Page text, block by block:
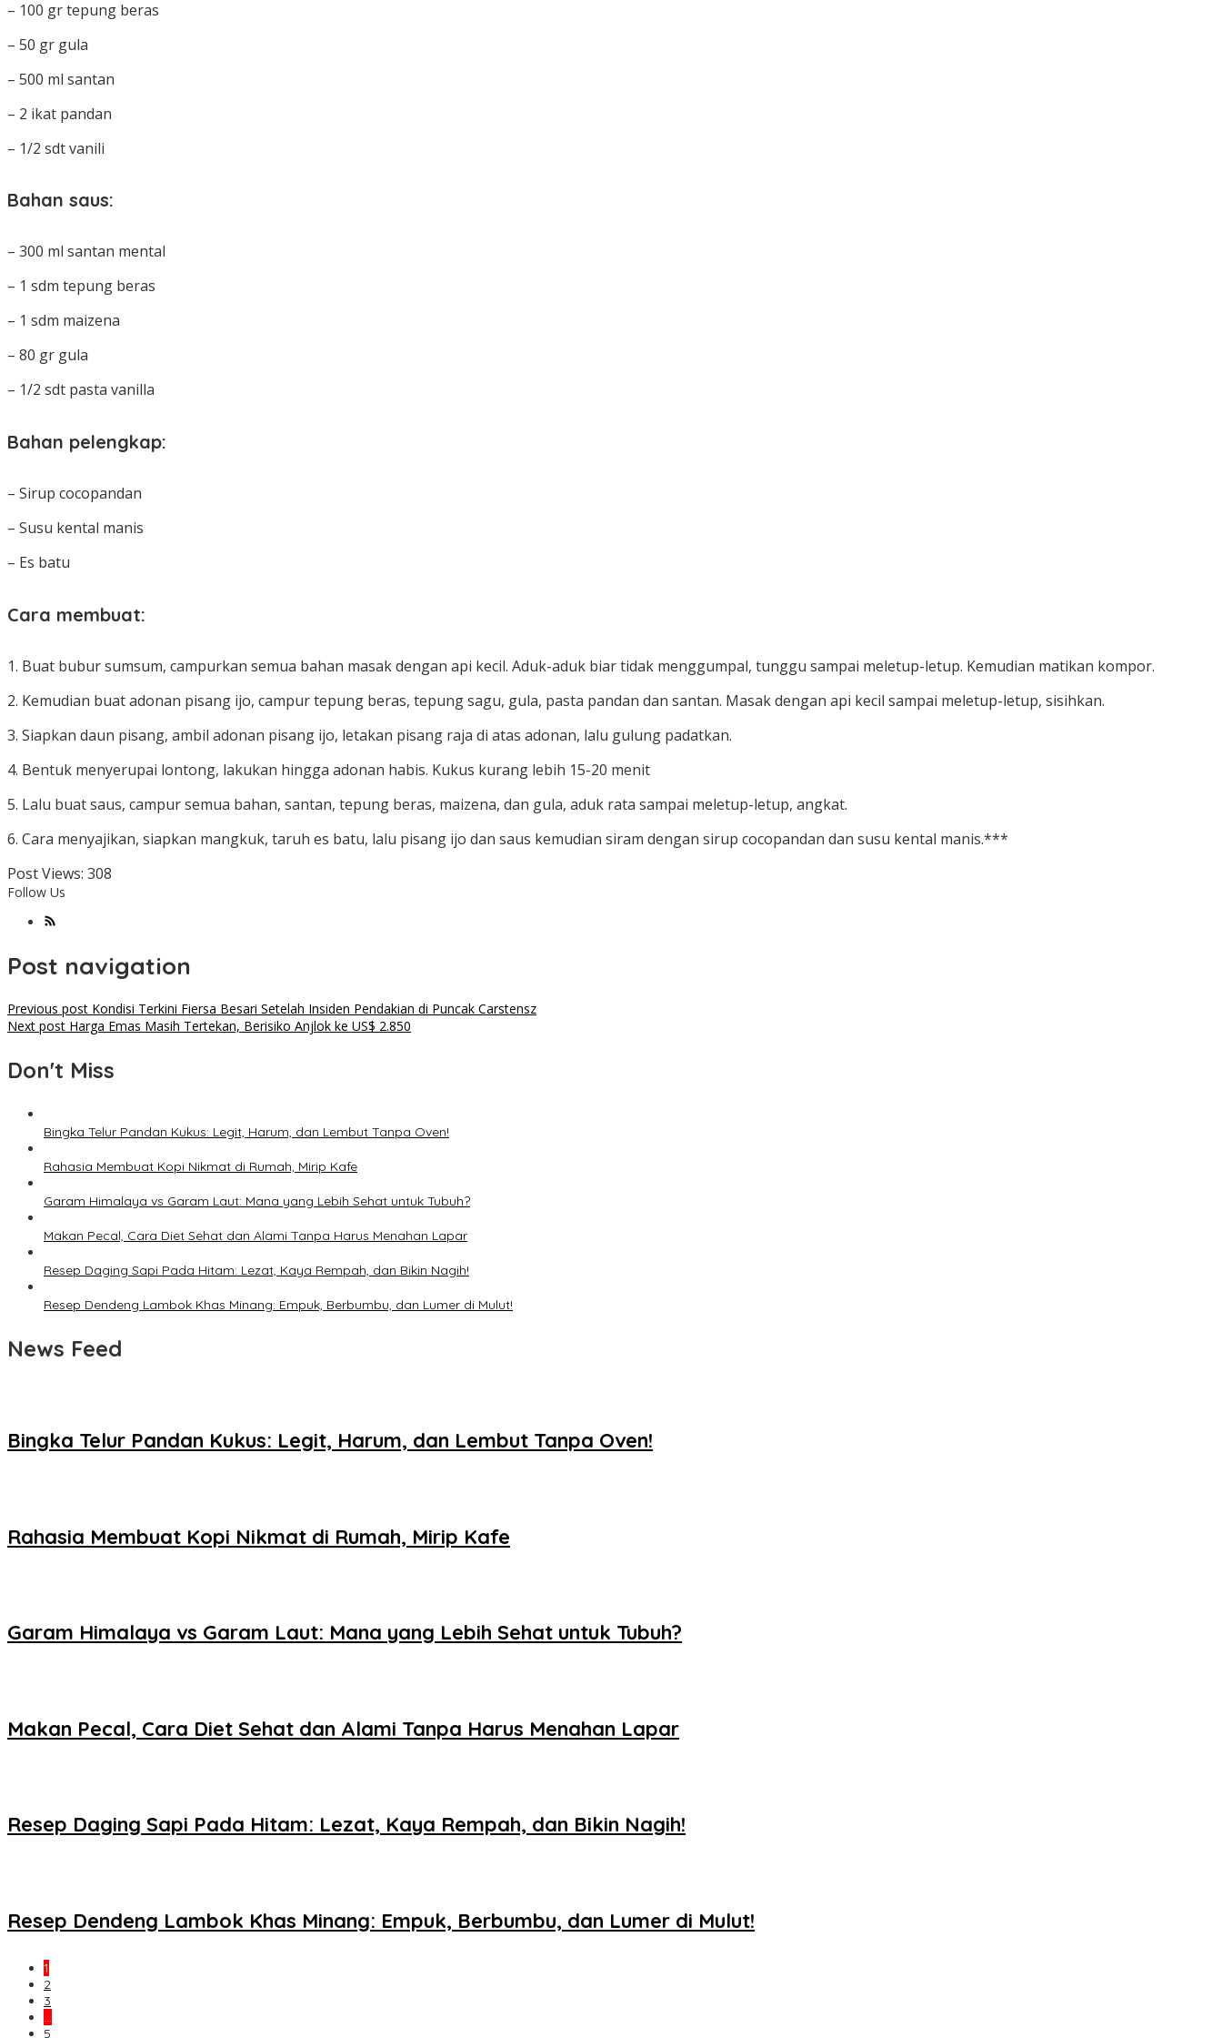
– 100 gr tepung beras
– 50 gr gula
– 500 ml santan
– 2 ikat pandan
– 1/2 sdt vanili
Bahan saus:
– 300 ml santan mental
– 1 sdm tepung beras
– 1 sdm maizena
– 80 gr gula
– 1/2 sdt pasta vanilla
Bahan pelengkap:
– Sirup cocopandan
– Susu kental manis
– Es batu
Cara membuat:
1. Buat bubur sumsum, campurkan semua bahan masak dengan api kecil. Aduk-aduk biar tidak menggumpal, tunggu sampai meletup-letup. Kemudian matikan kompor.
2. Kemudian buat adonan pisang ijo, campur tepung beras, tepung sagu, gula, pasta pandan dan santan. Masak dengan api kecil sampai meletup-letup, sisihkan.
3. Siapkan daun pisang, ambil adonan pisang ijo, letakan pisang raja di atas adonan, lalu gulung padatkan.
4. Bentuk menyerupai lontong, lakukan hingga adonan habis. Kukus kurang lebih 15-20 menit
5. Lalu buat saus, campur semua bahan, santan, tepung beras, maizena, dan gula, aduk rata sampai meletup-letup, angkat.
6. Cara menyajikan, siapkan mangkuk, taruh es batu, lalu pisang ijo dan saus kemudian siram dengan sirup cocopandan dan susu kental manis.***
Post Views: 308
Follow Us
Post navigation
Previous post Kondisi Terkini Fiersa Besari Setelah Insiden Pendakian di Puncak Carstensz
Next post Harga Emas Masih Tertekan, Berisiko Anjlok ke US$ 2.850
Don't Miss
Bingka Telur Pandan Kukus: Legit, Harum, dan Lembut Tanpa Oven!
Rahasia Membuat Kopi Nikmat di Rumah, Mirip Kafe
Garam Himalaya vs Garam Laut: Mana yang Lebih Sehat untuk Tubuh?
Makan Pecal, Cara Diet Sehat dan Alami Tanpa Harus Menahan Lapar
Resep Daging Sapi Pada Hitam: Lezat, Kaya Rempah, dan Bikin Nagih!
Resep Dendeng Lambok Khas Minang: Empuk, Berbumbu, dan Lumer di Mulut!
News Feed
Bingka Telur Pandan Kukus: Legit, Harum, dan Lembut Tanpa Oven!
Rahasia Membuat Kopi Nikmat di Rumah, Mirip Kafe
Garam Himalaya vs Garam Laut: Mana yang Lebih Sehat untuk Tubuh?
Makan Pecal, Cara Diet Sehat dan Alami Tanpa Harus Menahan Lapar
Resep Daging Sapi Pada Hitam: Lezat, Kaya Rempah, dan Bikin Nagih!
Resep Dendeng Lambok Khas Minang: Empuk, Berbumbu, dan Lumer di Mulut!
1
2
3
…
5